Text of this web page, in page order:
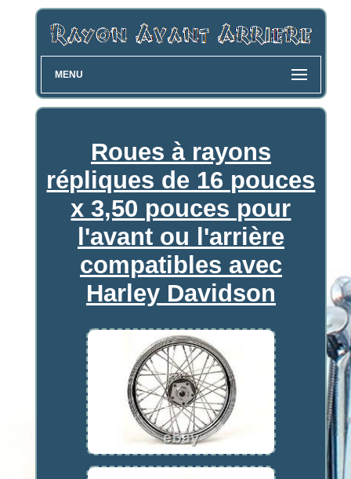
MENU
Roues à rayons
répliques de 16 pouces
x 3,50 pouces pour
l'avant ou l'arrière
compatibles avec
Harley Davidson